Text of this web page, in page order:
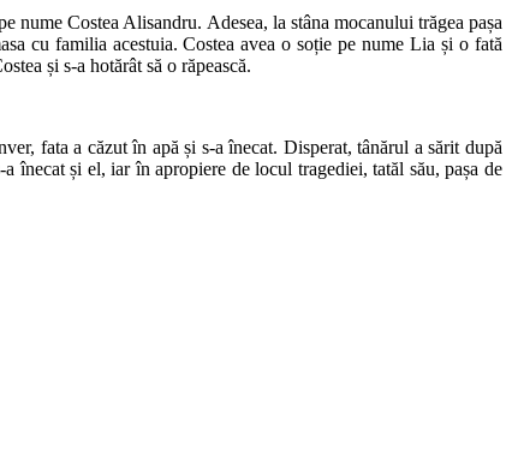
nume Costea Alisandru. Adesea, la stâna mocanului trăgea pașa
cu familia acestuia. Costea avea o soție pe nume Lia și o fată
și s-a hotărât să o răpească.
fata a căzut în apă și s-a înecat. Disperat, tânărul a sărit după
înecat și el, iar în apropiere de locul tragediei, tatăl său, pașa de